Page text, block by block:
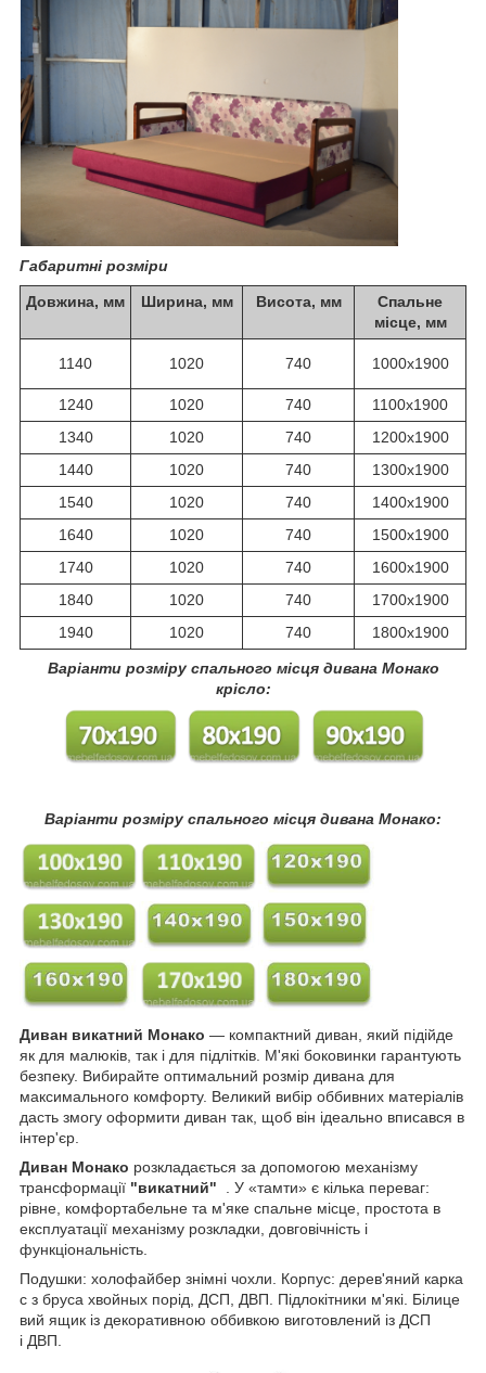
Габаритні розміри
Довжина, мм Ширина, мм Висота, мм
Спальне
місце, мм
1140 1020 740 1000х1900
1240 1020 740
1100х1900
1340
1020 740
1200х1900
1440
1020 740
1300х1900
1540
1020 740
1400х1900
1640
1020 740
1500х1900
1740
1020 740
1600х1900
1840
1020 740
1700х1900
1940
1020 740 1800х1900
Варіанти розміру спального місця дивана Монако
крісло:
Варіанти розміру спального місця дивана Монако:
Диван викатний Монако — компактний диван, який підійде
як для малюків, так і для підлітків. М'які боковинки гарантують
безпеку. Вибирайте оптимальний розмір дивана для
максимального комфорту. Великий вибір оббивних матеріалів
дасть змогу оформити диван так, щоб він ідеально вписався в
інтер'єр.
Диван Монако розкладається за допомогою механізму
трансформації "викатний" . У «тамти» є кілька переваг:
рівне, комфортабельне та м'яке спальне місце, простота в
експлуатації механізму розкладки, довговічність і
функціональність.
Подушки: холофайбер знімні чохли. Корпус: дерев'яний карка
с з бруса хвойных порід, ДСП, ДВП. Підлокітники м'які. Білице
вий ящик із декоративною оббивкою виготовлений із ДСП
і ДВП.